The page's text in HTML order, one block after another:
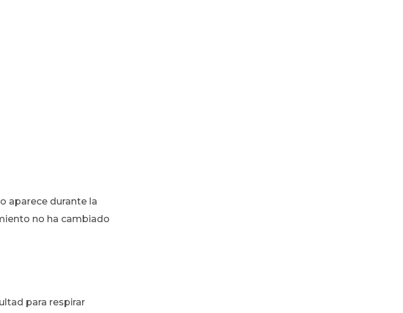
aparece durante la
no ha cambiado
para respirar